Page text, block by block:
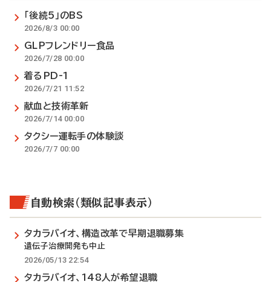
「後続5」のBS
2026/8/3 00:00
GLPフレンドリー食品
2026/7/28 00:00
着るPD-1
2026/7/21 11:52
献血と技術革新
2026/7/14 00:00
タクシー運転手の体験談
2026/7/7 00:00
自動検索（類似記事表示）
タカラバイオ、構造改革で早期退職募集
遺伝子治療開発も中止
2026/05/13 22:54
タカラバイオ、148人が希望退職